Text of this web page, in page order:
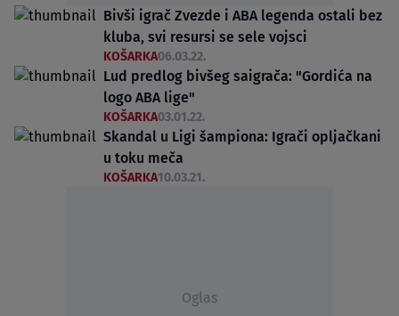
Bivši igrač Zvezde i ABA legenda ostali bez
kluba, svi resursi se sele vojsci
KOŠARKA06.03.22.
Lud predlog bivšeg saigrača: "Gordića na
logo ABA lige"
KOŠARKA03.01.22.
Skandal u Ligi šampiona: Igrači opljačkani
u toku meča
KOŠARKA10.03.21.
Oglas